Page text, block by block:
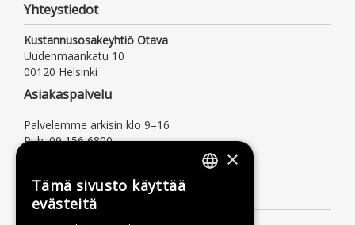
Yhteystiedot
Kustannusosakeyhtiö Otava
Uudenmaankatu 10
00120 Helsinki
Asiakaspalvelu
Palvelemme arkisin klo 9–16
Puh. 09 156 6800
Lisätietoa
×
Tämä sivusto käyttää
evästeitä